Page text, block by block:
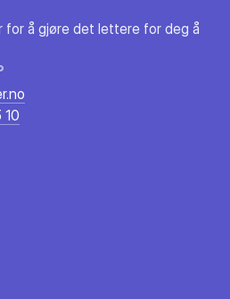
for å gjøre det lettere for deg å